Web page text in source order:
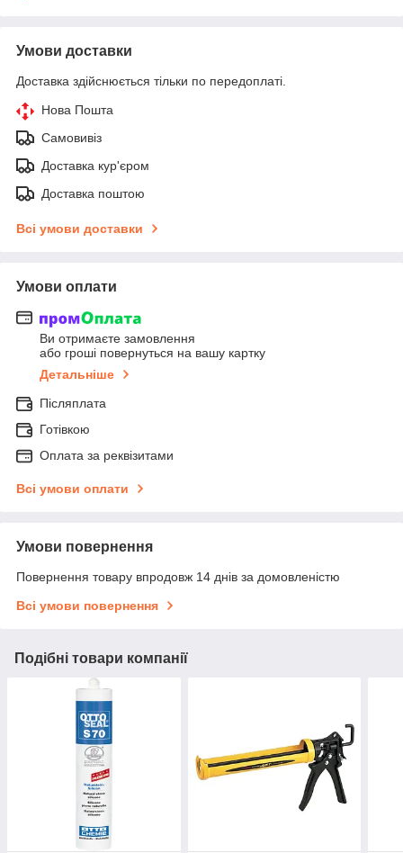
Умови доставки
Доставка здійснюється тільки по передоплаті.
Нова Пошта
Самовивіз
Доставка кур'єром
Доставка поштою
Всі умови доставки
Умови оплати
Ви отримаєте замовлення
або гроші повернуться на вашу картку
Детальніше
Післяплата
Готівкою
Оплата за реквізитами
Всі умови оплати
Умови повернення
Повернення товару впродовж 14 днів за домовленістю
Всі умови повернення
Подібні товари компанії